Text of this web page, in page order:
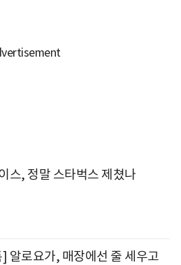
스, 정말 스타벅스 제쳤나
알로요가, 매장에선 줄 세우고